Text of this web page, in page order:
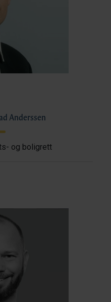
Anderssen
og boligrett